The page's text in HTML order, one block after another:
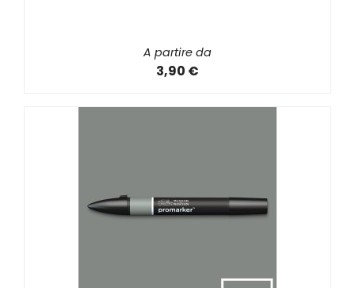
A partire da
3,90 €